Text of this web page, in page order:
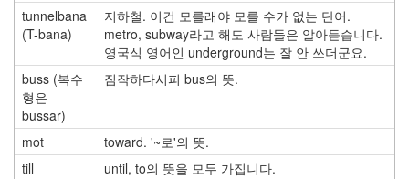
tunnelbana
(T-bana)
지하철. 이건 모를래야 모를 수가 없는 단어.
metro, subway라고 해도 사람들은 알아듣습니다.
영국식 영어인 underground는 잘 안 쓰더군요.
buss (복수
형은
bussar)
짐작하다시피 bus의 뜻.
mot
toward. '~로'의 뜻.
till
until, to의 뜻을 모두 가집니다.